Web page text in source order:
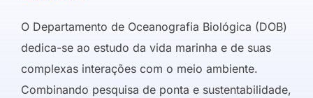
O Departamento de Oceanografia Biológica (DOB)
dedica-se ao estudo da vida marinha e de suas
complexas interações com o meio ambiente.
Combinando pesquisa de ponta e sustentabilidade,